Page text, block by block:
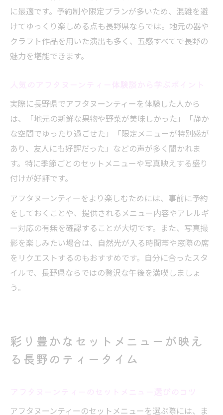
おしゃれ女子注目のアフタヌーンティー事
情
セットメニューが自慢の隠れ家カフェの魅
力
に最適です。予約制や限定プランが多いため、混雑を避
けてゆっくり楽しめる点も長野県ならでは。地元の器や
クラフト作品を用いた演出も多く、五感すべてで長野の
魅力を堪能できます。
実際に長野県でアフタヌーンティーを体験した人から
は、「地元の新鮮な果物や野菜が美味しかった」「静か
な空間でゆったり過ごせた」「限定メニューが特別感が
あり、友人にも好評だった」などの声が多く聞かれま
す。特に季節ごとのセットメニューや写真映えする盛り
付けが好評です。
アフタヌーンティーをより楽しむためには、事前に予約
をしておくことや、提供されるメニュー内容やアレルギ
ー対応の有無を確認することが大切です。また、写真撮
影を楽しみたい場合は、自然光が入る時間帯や窓際の席
をリクエストするのもおすすめです。自分に合ったスタ
イルで、長野県ならではの贅沢な午後を満喫しましょ
う。
彩り豊かなセットメニューが映え
る長野のティータイム
アフタヌーンティーのセットメニューを選ぶ際には、ま